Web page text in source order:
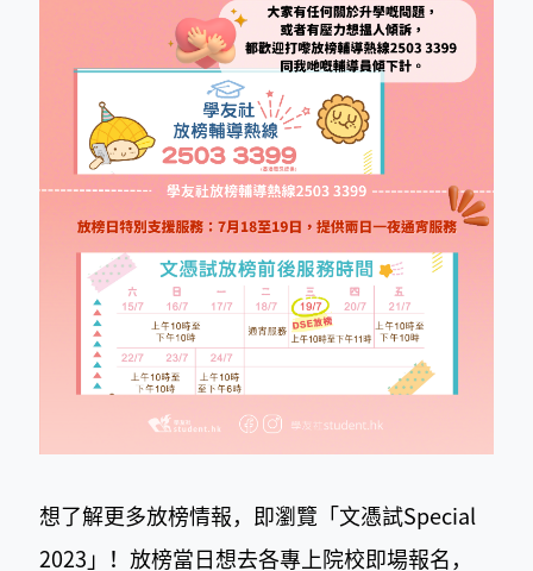
想了解更多放榜情報，即瀏覽「文憑試Special
2023」！放榜當日想去各專上院校即場報名，